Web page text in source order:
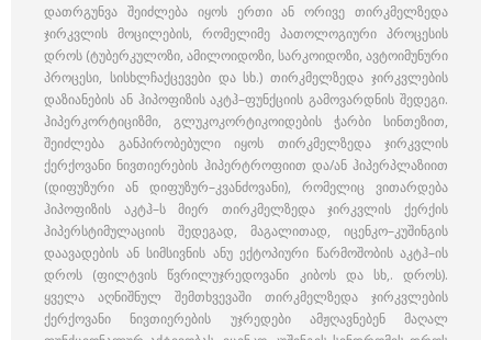
დათრგუნვა შეიძლება იყოს ერთი ან ორივე თირკმელზედა
ჯირკვლის მოცილების, რომელიმე პათოლოგიური პროცესის
დროს (ტუბერკულოზი, ამილოიდოზი, სარკოიდოზი, ავტოიმუნური
პროცესი, სისხლჩაქცევები და სხ.) თირკმელზედა ჯირკვლების
დაზიანების ან ჰიპოფიზის აკტჰ–ფუნქციის გამოვარდნის შედეგი.
ჰიპერკორტიციზმი, გლუკოკორტიკოიდების ჭარბი სინთეზით,
შეიძლება განპირობებული იყოს თირკმელზედა ჯირკვლის
ქერქოვანი ნივთიერების ჰიპერტროფიით და/ან ჰიპერპლაზიით
(დიფუზური ან დიფუზურ–კვანძოვანი), რომელიც ვითარდება
ჰიპოფიზის აკტჰ–ს მიერ თირკმელზედა ჯირკვლის ქერქის
ჰიპერსტიმულაციის შედეგად, მაგალითად, იცენკო–კუშინგის
დაავადების ან სიმსივნის ანუ ექტოპიური წარმოშობის აკტჰ–ის
დროს (ფილტვის წვრილუჯრედოვანი კიბოს და სხ,. დროს).
ყველა აღნიშნულ შემთხვევაში თირკმელზედა ჯირკვლების
ქერქოვანი ნივთიერების უჯრედები ამჟღავნებენ მაღალ